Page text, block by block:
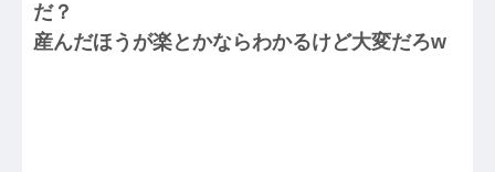
だ？
産んだほうが楽とかならわかるけど大変だろw